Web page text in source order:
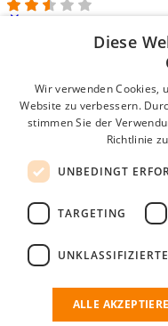
Login für
E-Mail*
Passwort
Angemeldet bleiben
Passwort vergessen?
Kostenloses
Wenn Sie sich registriert
passenden Mitarbeiter zu
Diese
Wir verwenden Cookies,
Website zu verbessern.
stimmen Sie der
Richtlinie
UNBEDINGT
TARGETING
UNKLASSIFIZIERTE
ALLE